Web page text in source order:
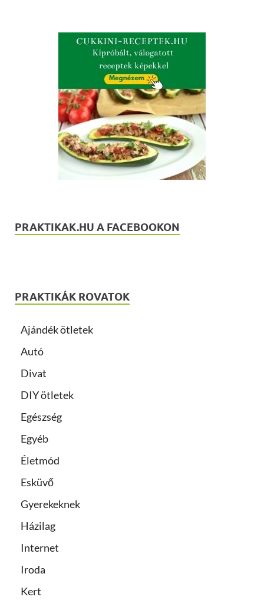
PRAKTIKAK.HU A FACEBOOKON
PRAKTIKÁK ROVATOK
Ajándék ötletek
Autó
Divat
DIY ötletek
Egészség
Egyéb
Életmód
Esküvő
Gyerekeknek
Házilag
Internet
Iroda
Kert